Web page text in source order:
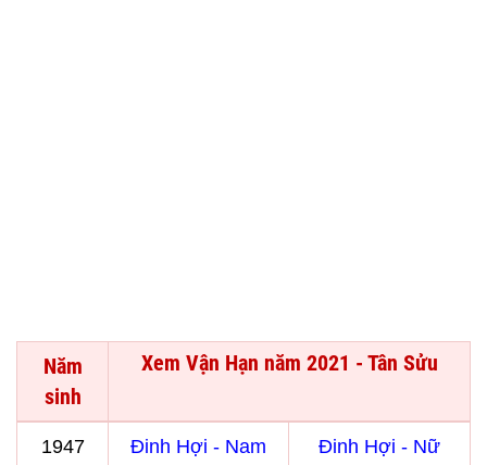
Năm
sinh
Xem Vận Hạn năm 2021 - Tân Sửu
1947
Đinh Hợi - Nam
Đinh Hợi - Nữ